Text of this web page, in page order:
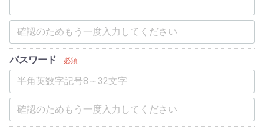
パスワード 必須